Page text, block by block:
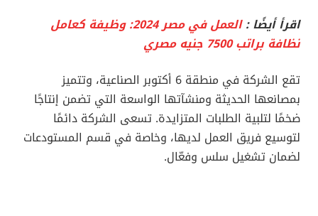
اقرأ أيضًا :
العمل في مصر 2024: وظيفة كعامل
نظافة براتب 7500 جنيه مصري
تقع الشركة في منطقة 6 أكتوبر الصناعية، وتتميز
بمصانعها الحديثة ومنشآتها الواسعة التي تضمن إنتاجًا
ضخمًا لتلبية الطلبات المتزايدة. تسعى الشركة دائمًا
لتوسيع فريق العمل لديها، وخاصة في قسم المستودعات
لضمان تشغيل سلس وفعّال.